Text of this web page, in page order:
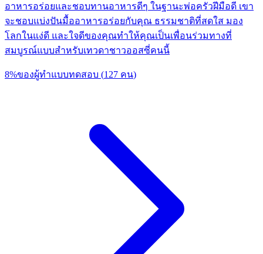
อาหารอร่อยและชอบทานอาหารดีๆ ในฐานะพ่อครัวฝีมือดี เขา
จะชอบแบ่งปันมื้ออาหารอร่อยกับคุณ ธรรมชาติที่สดใส มอง
โลกในแง่ดี และใจดีของคุณทำให้คุณเป็นเพื่อนร่วมทางที่
สมบูรณ์แบบสำหรับเทวดาชาวออสซี่คนนี้
8%ของผู้ทำแบบทดสอบ (127 คน)